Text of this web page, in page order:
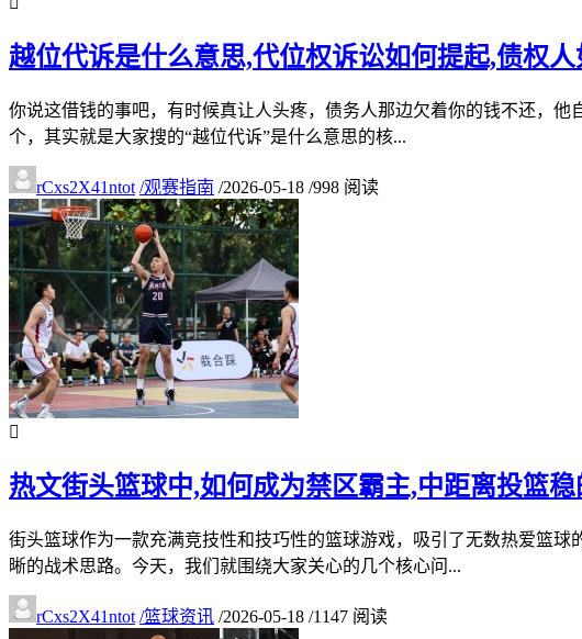
越位代诉是什么意思,代位权诉讼如何提起,债权
你说这借钱的事吧，有时候真让人头疼，债务人那边欠着你的钱不还，
个，其实就是大家搜的“越位代诉”是什么意思的核...
rCxs2X41ntot /观赛指南 /2026-05-18 /998 阅读
热文街头篮球中,如何成为禁区霸主,中距离投篮
街头篮球作为一款充满竞技性和技巧性的篮球游戏，吸引了无数热爱篮
晰的战术思路。今天，我们就围绕大家关心的几个核心问...
rCxs2X41ntot /篮球资讯 /2026-05-18 /1147 阅读